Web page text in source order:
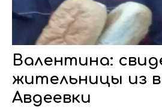
Валентина:
жительницы из
Авдеевки